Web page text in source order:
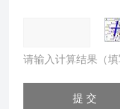
请输入计算结果（